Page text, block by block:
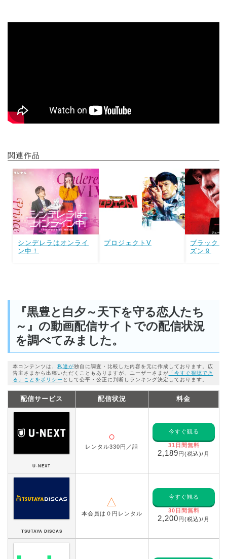
関連作品
シンデレラはオンライ
ン中！
プロジェクトV
ブラック
ズン９
『黒豊と白夕～天下を守る恋人たち
～』の動画配信サイトでの配信状況
を調べてみました。
本コンテンツは、 私達が独自に調査・比較した内容を元に作成しております。広
告主さまから出稿いただくこともありますが、ユーザーさまが 「今すぐ視聴でき
る」ことをポリシー として公平・公正に判断しランキング決定しております。
配信サービス 配信状況 料金
U-NEXT
○
レンタル330円／話
今すぐ観る
31日間無料
2,189円(税込)/月
TSUTAYA DISCAS
△
本会員は０円レンタル
今すぐ観る
30日間無料
2,200円(税込)/月